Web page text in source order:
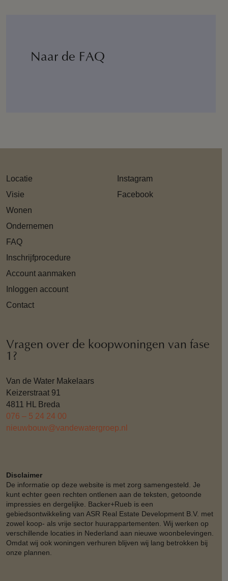
Naar de FAQ
Locatie
Visie
Wonen
Ondernemen
FAQ
Inschrijfprocedure
Account aanmaken
Inloggen account
Contact
Instagram
Facebook
Vragen over de koopwoningen van fase
1?
Van de Water Makelaars
Keizerstraat 91
4811 HL Breda
076 – 5 24 24 00
nieuwbouw@vandewatergroep.nl
Disclaimer
De informatie op deze website is met zorg samengesteld. Je
kunt echter geen rechten ontlenen aan de teksten, getoonde
impressies en dergelijke. Backer+Rueb is een
gebiedsontwikkeling van ASR Real Estate Development B.V. met
zowel koop- als vrije sector huurappartementen. Wij werken op
verschillende locaties in Nederland aan nieuwe woonbelevingen.
Omdat wij ook woningen verhuren blijven wij lang betrokken bij
onze plannen.